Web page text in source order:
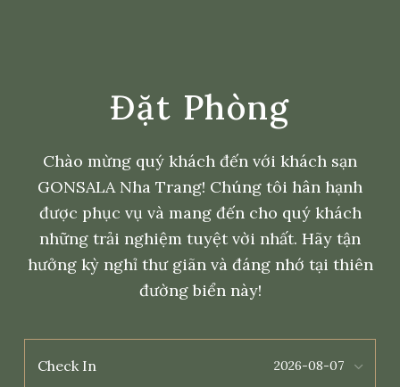
Đặt Phòng
Chào mừng quý khách đến với khách sạn
GONSALA Nha Trang! Chúng tôi hân hạnh
được phục vụ và mang đến cho quý khách
những trải nghiệm tuyệt vời nhất. Hãy tận
hưởng kỳ nghỉ thư giãn và đáng nhớ tại thiên
đường biển này!
Check In